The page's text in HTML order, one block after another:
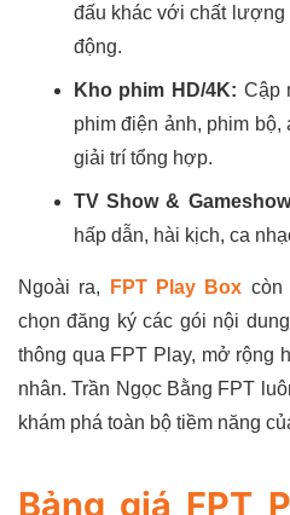
đấu khác với chất lượng
động.
Kho phim HD/4K: Cập
phim điện ảnh, phim
giải trí tổng hợp.
TV Show &
hấp dẫn, hài kịch, ca
Ngoài ra, FPT Play Box còn
chọn đăng ký các gói nội
thông qua FPT Play, mở rộng
nhân. Trần Ngọc Bằng FPT
khám phá toàn bộ tiềm năng
Bảng giá FPT